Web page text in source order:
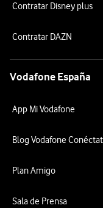
Contratar Disney plus
Contratar DAZN
Vodafone España
App Mi Vodafone
Blog Vodafone
Plan Amigo
Sala de Prensa